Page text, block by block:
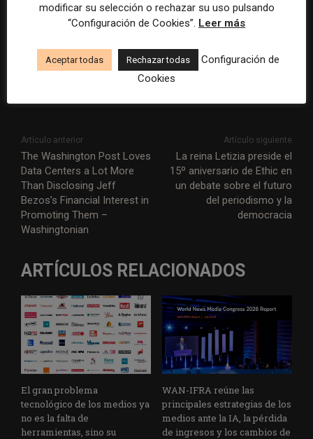
contribución al negocio y usar la app como un espacio
de relación directa en un entorno donde el acceso a la
información está cada vez más intermediado por
plataformas y sistemas de inteligencia artificial.
Artículo anterior
The Washington Post Loves
Data Centers a Lot More
Than Disclosing Jeff
Bezos’s Financial Interest in
Promoting Them –
Washingtonian
Artículo siguiente
La reina Letizia preside el
15º aniversario de Ethic en
un debate sobre el futuro
del periodismo y la
democracia
ARTÍCULOS RELACIONADOS
El gran problema
tecnológico de los medios ya
no es la falta de
herramientas, sino su
WAN-IFRA reúne las
principales estrategias de los
medios ante la IA, la pérdida
de ingresos y los cambios de
modificar su selección o rechazar su uso pulsando
“Configuración de Cookies”. Leer más
Aceptar todas Rechazar todas
Configuración de
Cookies